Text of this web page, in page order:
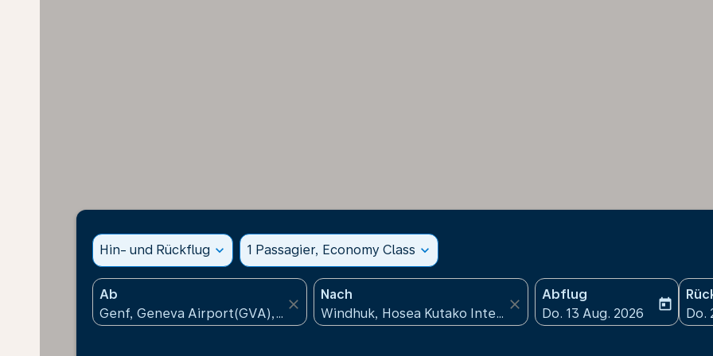
Hin- und Rückflug expand_more 1 Passagier, Economy Class expand_more
Ab
close
Nach
close
Abflug
fc-booking-departure-
Do. 13 Aug. 2026
today
fc-
Do.